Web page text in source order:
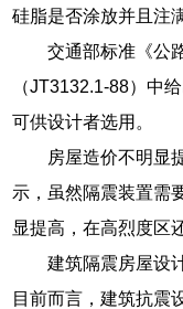
硅脂是否涂放并且注
交通部标准《公
（JT3132.1-88）中
可供设计者选用。
房屋造价不明显
示，虽然隔震装置需
显提高，在高烈度区
建筑隔震房屋设
目前而言，建筑抗震